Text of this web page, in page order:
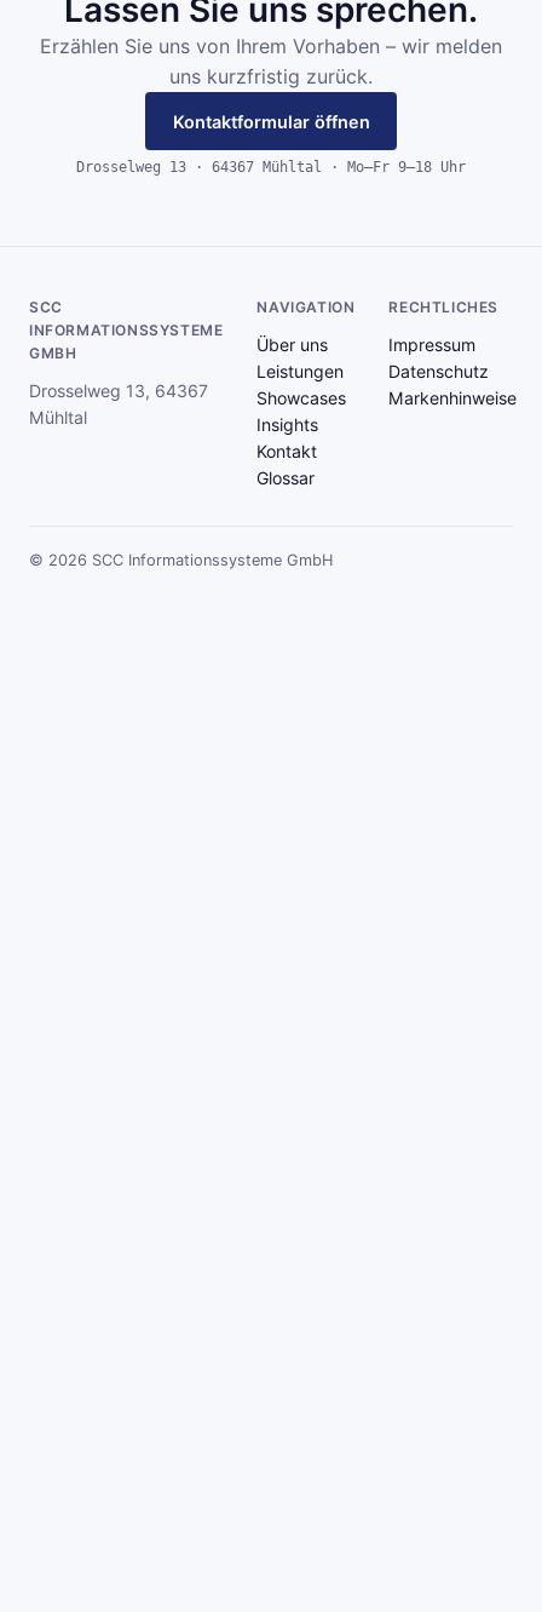
Lassen Sie uns sprechen.
Erzählen Sie uns von Ihrem Vorhaben – wir melden
uns kurzfristig zurück.
Kontaktformular öffnen
Drosselweg 13 · 64367 Mühltal · Mo–Fr 9–18 Uhr
SCC
INFORMATIONSSYSTEME
GMBH
Drosselweg 13, 64367
Mühltal
NAVIGATION
Über uns
Leistungen
Showcases
Insights
Kontakt
Glossar
RECHTLICHES
Impressum
Datenschutz
Markenhinweise
© 2026 SCC Informationssysteme GmbH